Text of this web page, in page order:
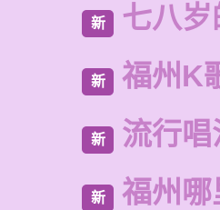
新 七八
新 福州K
新 流行
新 福州哪